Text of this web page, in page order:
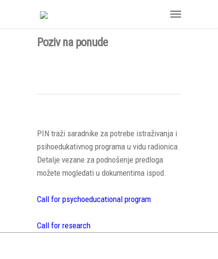
Poziv na ponude
PIN traži saradnike za potrebe istraživanja i
psihoedukativnog programa u vidu radionica.
Detalje vezane za podnošenje predloga
možete mogledati u dokumentima ispod.
Call for psychoeducational program
Call for research